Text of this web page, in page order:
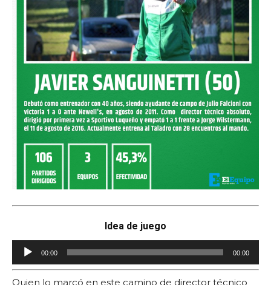
Idea de juego
e
p
00:00 00:00
Quien lo marcó en este camino de director técnico